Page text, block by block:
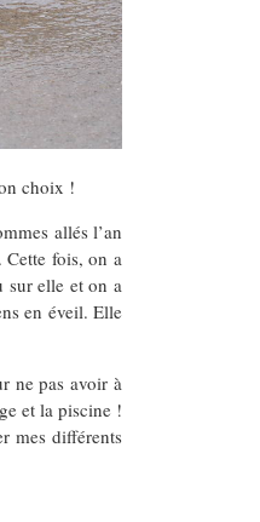
choix !
allés l’an
Cette fois, on a
sur elle et on a
en éveil. Elle
ne pas avoir à
et la piscine !
mes différents